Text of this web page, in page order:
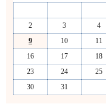
2
3 4
9
10 11
16
17 18
23
24 25
30
31